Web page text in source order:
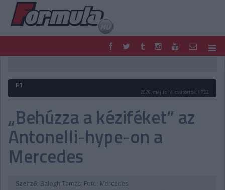
FORMULA
MOTOR
PODCAST
SHOP
LIVE
DIGITÁLIS MAGAZIN
PONTÁLLÁSOK
VERSENYNAPTÁRAK
F1
2026. május 14. csütörtök, 17:22
„Behúzza a kéziféket” az
Antonelli-hype-on a
Mercedes
Szerző: Balogh Tamás; Fotó: Mercedes